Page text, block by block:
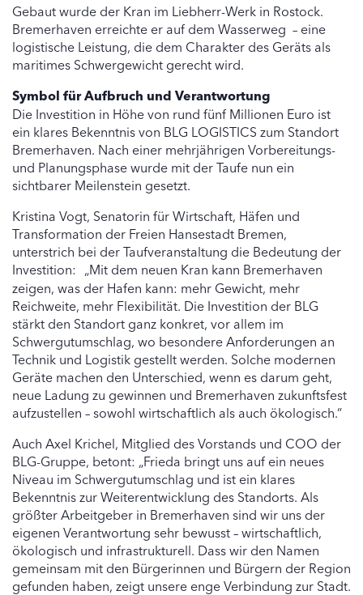
Gebaut wurde der Kran im Liebherr-Werk in Rostock.
Bremerhaven erreichte er auf dem Wasserweg – eine
logistische Leistung, die dem Charakter des Geräts als
maritimes Schwergewicht gerecht wird.
Symbol für Aufbruch und Verantwortung
Die Investition in Höhe von rund fünf Millionen Euro ist
ein klares Bekenntnis von BLG LOGISTICS zum Standort
Bremerhaven. Nach einer mehrjährigen Vorbereitungs-
und Planungsphase wurde mit der Taufe nun ein
sichtbarer Meilenstein gesetzt.
Kristina Vogt, Senatorin für Wirtschaft, Häfen und
Transformation der Freien Hansestadt Bremen,
unterstrich bei der Taufveranstaltung die Bedeutung der
Investition: „Mit dem neuen Kran kann Bremerhaven
zeigen, was der Hafen kann: mehr Gewicht, mehr
Reichweite, mehr Flexibilität. Die Investition der BLG
stärkt den Standort ganz konkret, vor allem im
Schwergutumschlag, wo besondere Anforderungen an
Technik und Logistik gestellt werden. Solche modernen
Geräte machen den Unterschied, wenn es darum geht,
neue Ladung zu gewinnen und Bremerhaven zukunftsfest
aufzustellen – sowohl wirtschaftlich als auch ökologisch.“
Auch Axel Krichel, Mitglied des Vorstands und COO der
BLG-Gruppe, betont: „Frieda bringt uns auf ein neues
Niveau im Schwergutumschlag und ist ein klares
Bekenntnis zur Weiterentwicklung des Standorts. Als
größter Arbeitgeber in Bremerhaven sind wir uns der
eigenen Verantwortung sehr bewusst – wirtschaftlich,
ökologisch und infrastrukturell. Dass wir den Namen
gemeinsam mit den Bürgerinnen und Bürgern der Region
gefunden haben, zeigt unsere enge Verbindung zur Stadt.